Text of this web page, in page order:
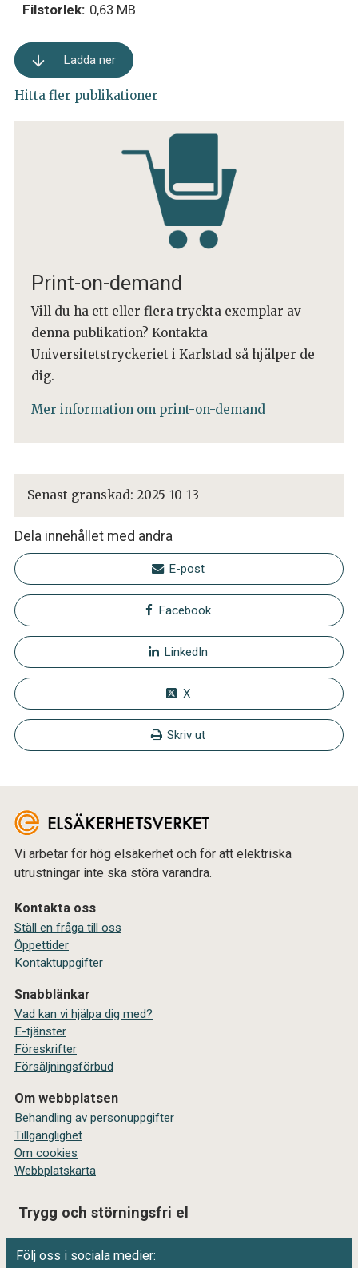
Filstorlek: 0,63 MB
Ladda ner
Hitta fler publikationer
Print-on-demand
Vill du ha ett eller flera tryckta exemplar av
denna publikation? Kontakta
Universitetstryckeriet i Karlstad så hjälper de
dig.
Mer information om print-on-demand
Senast granskad: 2025-10-13
Dela innehållet med andra
E-post
Facebook
LinkedIn
X
Skriv ut
Vi arbetar för hög elsäkerhet och för att elektriska
utrustningar inte ska störa varandra.
Kontakta oss
Ställ en fråga till oss
Öppettider
Kontaktuppgifter
Snabblänkar
Vad kan vi hjälpa dig med?
E-tjänster
Föreskrifter
Försäljningsförbud
Om webbplatsen
Behandling av personuppgifter
Tillgänglighet
Om cookies
Webbplatskarta
Trygg och störningsfri el
Följ oss i sociala medier: